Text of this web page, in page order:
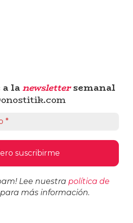
a lanewslettersemanal
Lee nuestra política de
para más información.